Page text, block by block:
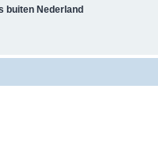
buiten Nederland